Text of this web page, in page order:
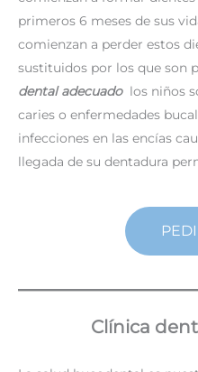
primeros 6 meses de sus
comienzan a perder estos
sustituidos por los que son
dental adecuadolos niños
caries o enfermedades
infecciones en las encías
llegada de su dentadura
Clínica